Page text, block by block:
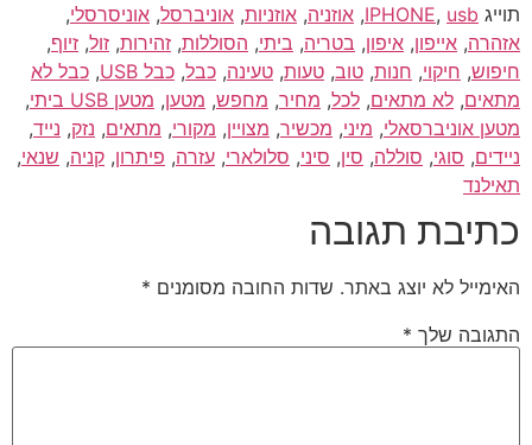
תוייג
IPHONE, usb
, אוזניה, אוזניות, אוניברסל, אוניסרסלי,
אזהרה, אייפון, איפון, בטריה, ביתי, הסוללות, זהירות, זול, זיוף,
חיפוש, חיקוי, חנות, טוב, טעות, טעינה, כבל, כבל USB , כבל לא
מתאים, לא מתאים, לכל, מחיר, מחפש, מטען, מטען USB ביתי
,
מטען אוניברסאלי, מיני, מכשיר, מצויין, מקורי, מתאים, נזק, נייד,
ניידים, סוגי, סוללה, סין, סיני, סלולארי, עזרה, פיתרון, קניה, שנאי,
תאילנד
כתיבת תגובה
האימייל לא יוצג באתר. שדות החובה מסומנים *
התגובה שלך *